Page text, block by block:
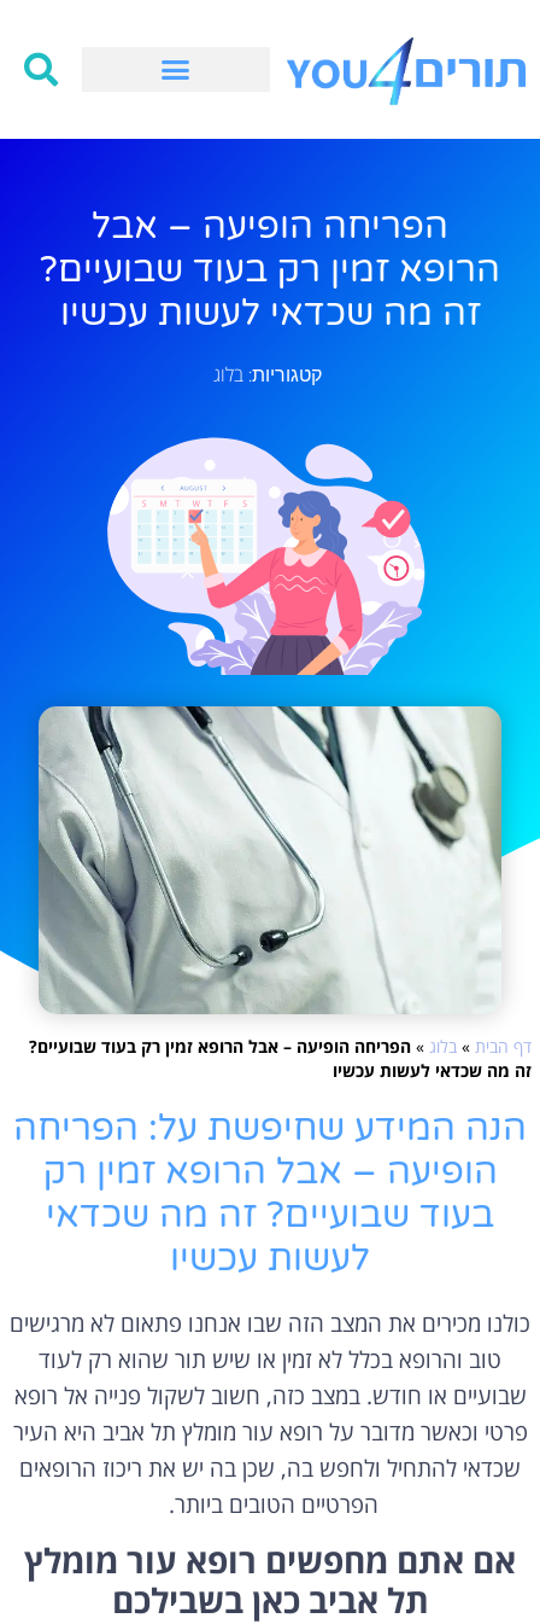
הפריחה הופיעה – אבל
הרופא זמין רק בעוד שבועיים?
זה מה שכדאי לעשות עכשיו
קטגוריות: בלוג
דף הבית » בלוג » הפריחה הופיעה – אבל הרופא זמין רק בעוד שבועיים?
זה מה שכדאי לעשות עכשיו
הנה המידע שחיפשת על: הפריחה
הופיעה – אבל הרופא זמין רק
בעוד שבועיים? זה מה שכדאי
לעשות עכשיו
כולנו מכירים את המצב הזה שבו אנחנו פתאום לא מרגישים
טוב והרופא בכלל לא זמין או שיש תור שהוא רק לעוד
שבועיים או חודש. במצב כזה, חשוב לשקול פנייה אל רופא
פרטי וכאשר מדובר על רופא עור מומלץ תל אביב היא העיר
שכדאי להתחיל ולחפש בה, שכן בה יש את ריכוז הרופאים
הפרטיים הטובים ביותר.
אם אתם מחפשים רופא עור מומלץ
תל אביב כאן בשבילכם